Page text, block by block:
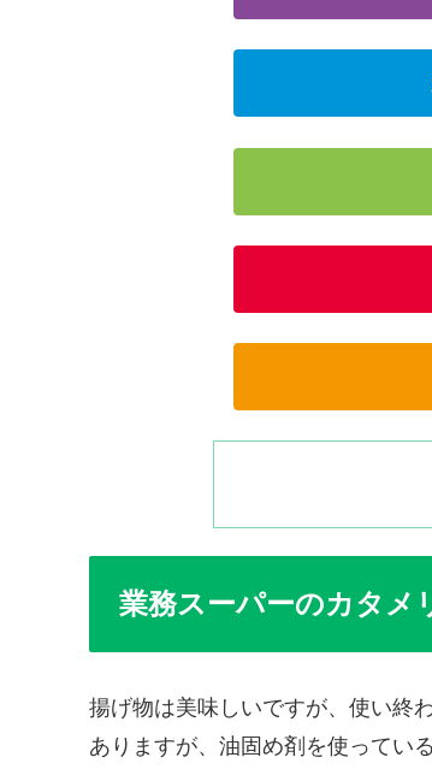
業務スーパーのカタメ
揚げ物は美味しいですが、使い終
ありますが、油固め剤を使ってい